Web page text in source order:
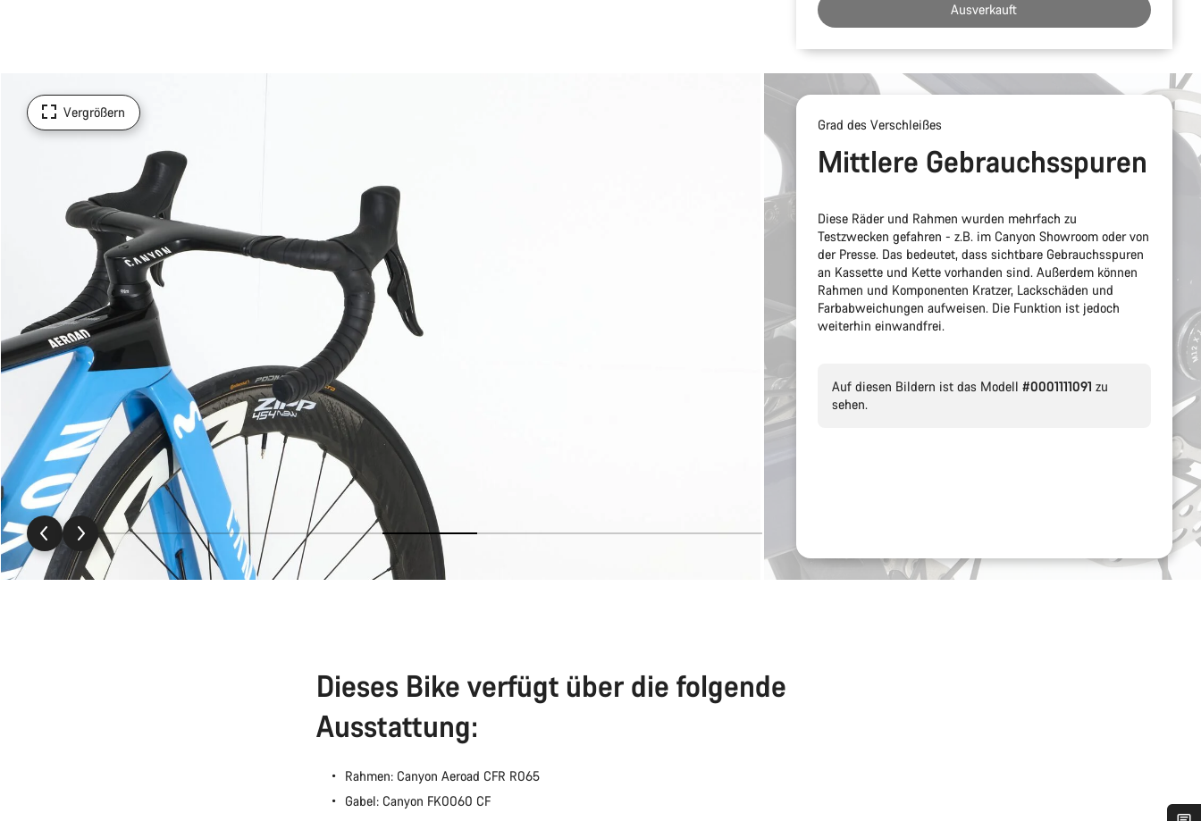
Ausverkauft
Vergrößern
Grad des Verschleißes
Mittlere Gebrauchsspuren
Diese Räder und Rahmen wurden mehrfach zu
Testzwecken gefahren - z.B. im Canyon Showroom oder von
der Presse. Das bedeutet, dass sichtbare Gebrauchsspuren
an Kassette und Kette vorhanden sind. Außerdem können
Rahmen und Komponenten Kratzer, Lackschäden und
Farbabweichungen aufweisen. Die Funktion ist jedoch
weiterhin einwandfrei.
Auf diesen Bildern ist das Modell #0001111091 zu
sehen.
Dieses Bike verfügt über die folgende
Ausstattung:
Rahmen: Canyon Aeroad CFR R065
Gabel: Canyon FK0060 CF